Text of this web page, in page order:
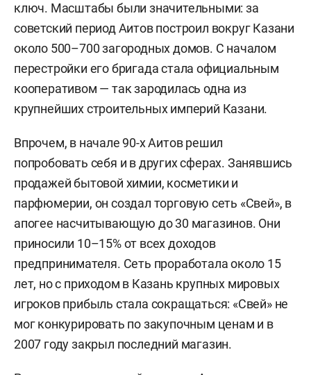
ключ. Масштабы были значительными: за
советский период Аитов построил вокруг Казани
около 500–700 загородных домов. С началом
перестройки его бригада стала официальным
кооперативом — так зародилась одна из
крупнейших строительных империй Казани.
Впрочем, в начале 90-х Аитов решил
попробовать себя и в других сферах. Занявшись
продажей бытовой химии, косметики и
парфюмерии, он создал торговую сеть «Свей», в
апогее насчитывающую до 30 магазинов. Они
приносили 10–15% от всех доходов
предпринимателя. Сеть проработала около 15
лет, но с приходом в Казань крупных мировых
игроков прибыль стала сокращаться: «Свей» не
мог конкурировать по закупочным ценам и в
2007 году закрыл последний магазин.